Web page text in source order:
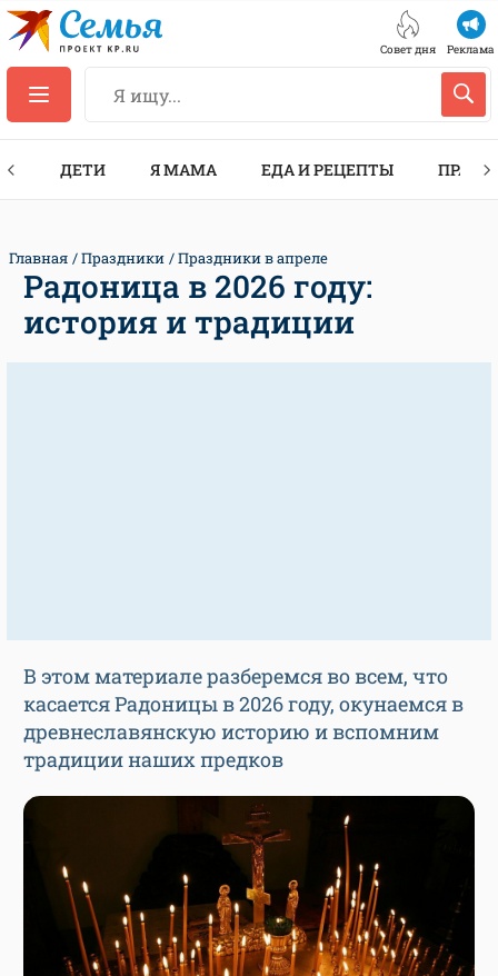
Совет дня Реклама
ДЕТИ Я МАМА ЕДА И РЕЦЕПТЫ
Главная Праздники Праздники в апреле
Радоница в 2026 году:
история и традиции
В этом материале разберемся во всем, что
касается Радоницы в 2026 году, окунаемся в
древнеславянскую историю и вспомним
традиции наших предков